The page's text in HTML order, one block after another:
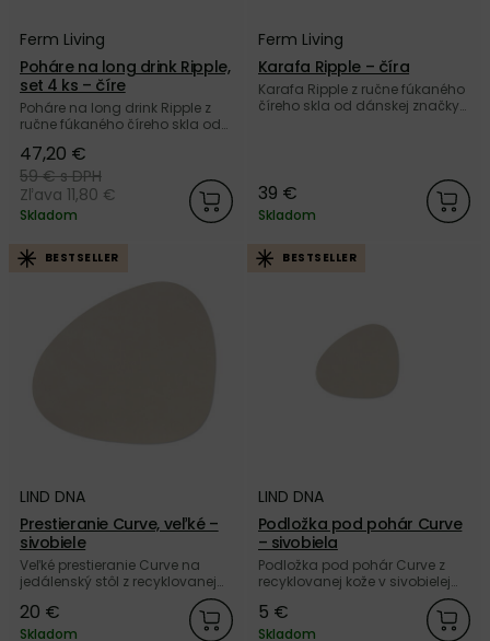
Ferm Living
Poháre na long drink Ripple,
set 4 ks – číre
Poháre na long drink Ripple z
ručne fúkaného číreho skla od
47,20 €
59 €s DPH
Zľava 11,80 €
Skladom
Ferm Living
Karafa Ripple – číra
Karafa Ripple z ručne fúkaného
číreho skla od dánskej značky
39 €
Skladom
BESTSELLER
LIND DNA
Prestieranie Curve, veľké –
sivobiele
Veľké prestieranie Curve na
jedálenský stôl z recyklovanej
dánskej značky LIND DNA.
20 €
Skladom
BESTSELLER
LIND DNA
Podložka pod pohár Curve
– sivobiela
Podložka pod pohár Curve z
recyklovanej kože v sivobielej
farbe od dánskej značky LIND
DNA.
5 €
Skladom